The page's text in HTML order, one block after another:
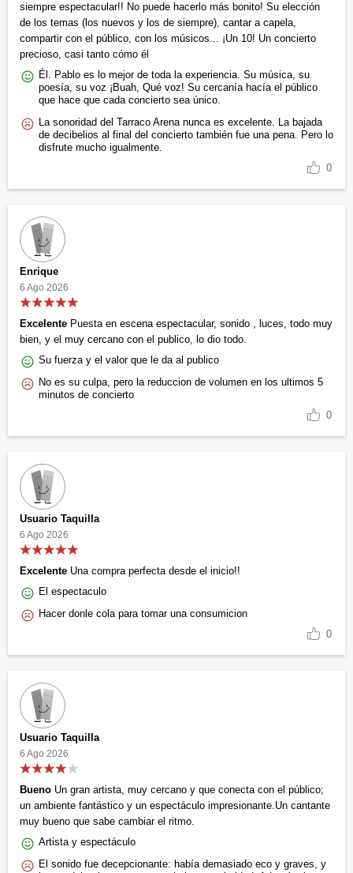
siempre espectacular!! No puede hacerlo más bonito! Su elección
de los temas (los nuevos y los de siempre), cantar a capela,
compartir con el público, con los músicos... ¡Un 10! Un concierto
precioso, casi tanto cómo él
Él. Pablo es lo mejor de toda la experiencia. Su música, su
poesía, su voz ¡Buah, Qué voz! Su cercanía hacía el público
que hace que cada concierto sea único.
La sonoridad del Tarraco Arena nunca es excelente. La bajada
de decibelios al final del concierto también fue una pena. Pero lo
disfrute mucho igualmente.
0
Enrique
6 Ago 2026
Excelente Puesta en escena espectacular, sonido , luces, todo muy
bien, y el muy cercano con el publico, lo dio todo.
Su fuerza y el valor que le da al publico
No es su culpa, pero la reduccion de volumen en los ultimos 5
minutos de concierto
0
Usuario Taquilla
6 Ago 2026
Excelente Una compra perfecta desde el inicio!!
El espectaculo
Hacer donle cola para tomar una consumicion
0
Usuario Taquilla
6 Ago 2026
Bueno Un gran artista, muy cercano y que conecta con el público;
un ambiente fantástico y un espectáculo impresionante.Un cantante
muy bueno que sabe cambiar el ritmo.
Artista y espectáculo
El sonido fue decepcionante: había demasiado eco y graves, y